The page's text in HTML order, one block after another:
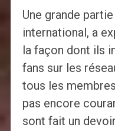
Une grande
international, a
la façon dont ils
fans sur les
tous les
pas encore
sont fait un